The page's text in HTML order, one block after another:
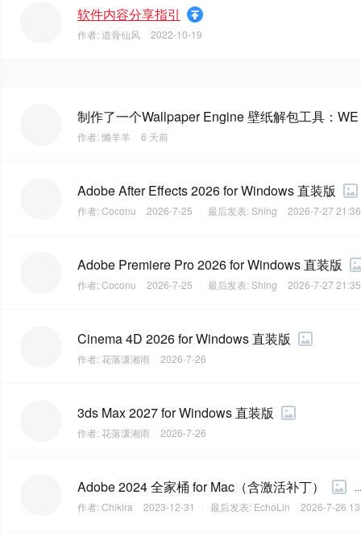
软件内容分享指引
作者:道骨仙风 2022-10-19
制作了一个Wallpaper Engine 壁纸解包工具：
作者:懒羊羊 6 天前
Adobe After Effects 2026 for Windows 直装版
作者:Coconu 2026-7-25 最后发表:Shing 2026-7-27 21:36
Adobe Premiere Pro 2026 for Windows 直装版
作者:Coconu 2026-7-25 最后发表:Shing 2026-7-27 21:35
Cinema 4D 2026 for Windows 直装版
作者:花落潇湘雨 2026-7-26
3ds Max 2027 for Windows 直装版
作者:花落潇湘雨 2026-7-26
Adobe 2024 全家桶 for Mac（含激活补丁）
...
作者:Chikira 2023-12-31 最后发表: EchoLin 2026-7-26